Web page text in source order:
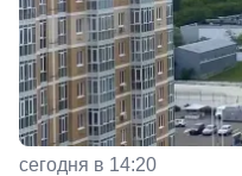
сегодня в 14:20